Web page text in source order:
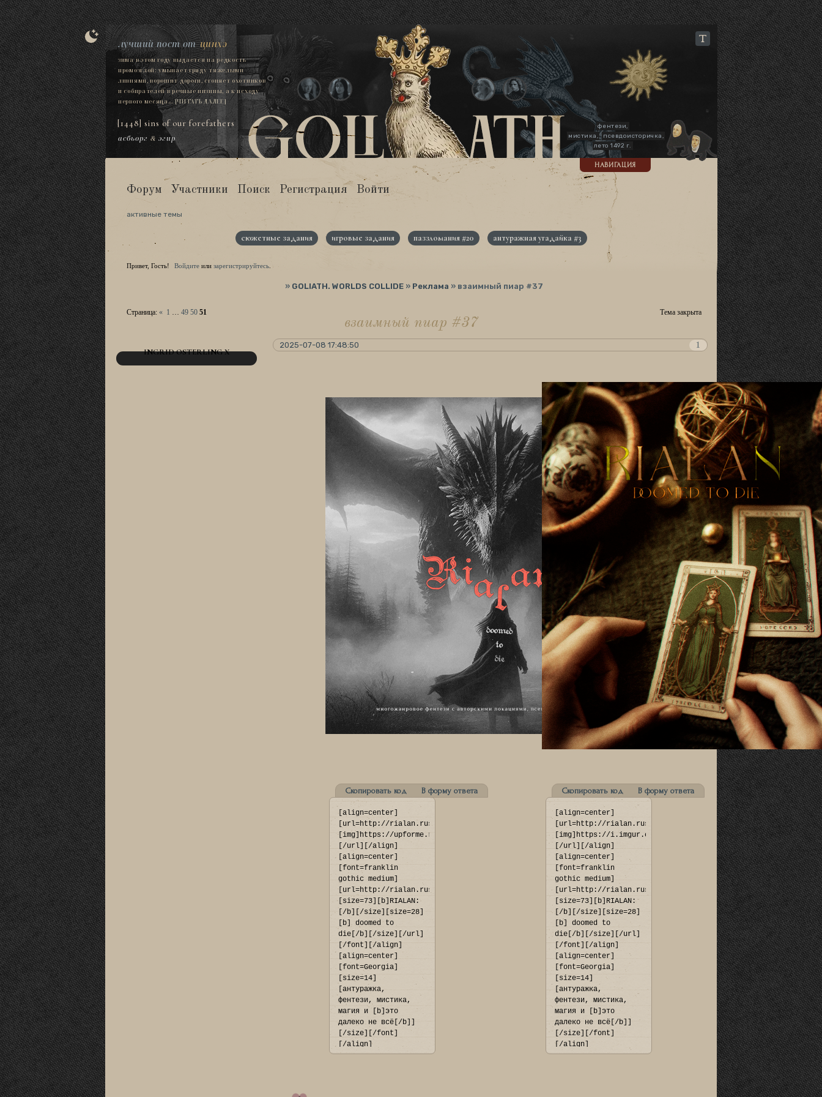
[1448] sins of our forefathers
асбьорг & эгир
лучший пост отцинхэ
зима в этом году выдается на редкость
промозглой: умывает гряду тяжелыми
ливнями, ворошит дороги, сгоняет охотников
и собирателей в речные низины, а к исходу
первого месяца...[ЧИТАТЬ ДАЛЕЕ]
фентези,
мистика,
псевдоисторичка,
лето 1492 г.
НАВИГАЦИЯ
Форум Участники Поиск Регистрация Войти
активные темы
сюжетные задания игровые задания паззломания #20 антуражная угадайка #3
Привет, Гость! Войдите или зарегистрируйтесь
» GOLIATH. WORLDS COLLIDE » Реклама » взаимный пиар #37
взаимный пиар #37
Страница: « 1 … 49 50 51 Тема закрыта
1
2025-07-08 17:48:50
INGRID OSTERLING X
Скопировать код В форму ответа
[align=center]
[url=http://rialan.rusff.me/]
[img]https://upforme.ru/uploads/001c/52/36/19/768940.jpg[/img]
[/url][/align]
[align=center]
[font=franklin
gothic medium]
[url=http://rialan.rusff.me]
[size=73][b]RIALAN:
[/b][/size][size=28]
[b] doomed to
die[/b][/size][/url]
[/font][/align]
[align=center]
[font=Georgia]
[size=14]
[антуражка,
фентези, мистика,
магия и [b]это
далеко не всё[/b]]
[/size][/font]
[/align]
Скопировать код В форму ответа
[align=center]
[url=http://rialan.rusff.me/]
[img]https://i.imgur.com/294FOfk.png[/img]
[/url][/align]
[align=center]
[font=franklin
gothic medium]
[url=http://rialan.rusff.me]
[size=73][b]RIALAN:
[/b][/size][size=28]
[b] doomed to
die[/b][/size][/url]
[/font][/align]
[align=center]
[font=Georgia]
[size=14]
[антуражка,
фентези, мистика,
магия и [b]это
далеко не всё[/b]]
[/size][/font]
[/align]